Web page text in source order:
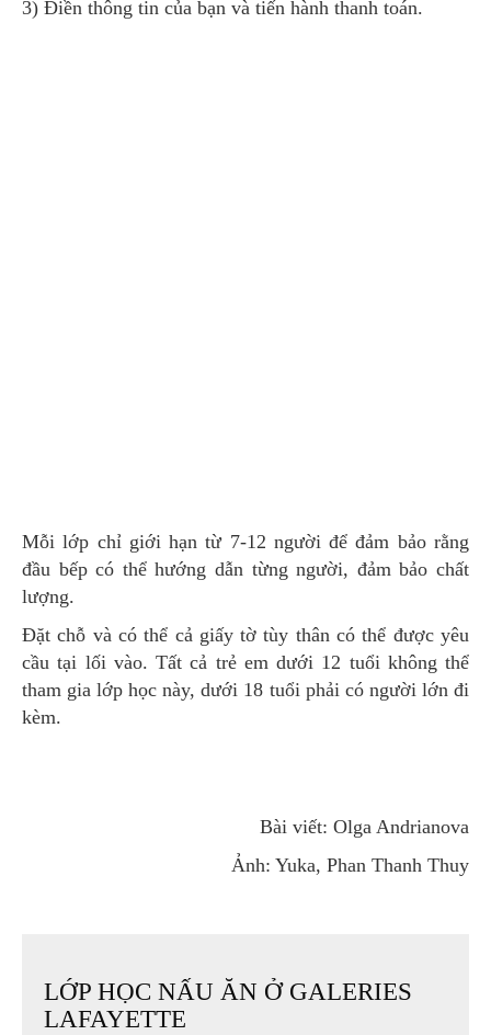
3) Điền thông tin của bạn và tiến hành thanh toán.
Mỗi lớp chỉ giới hạn từ 7-12 người để đảm bảo rằng
đầu bếp có thể hướng dẫn từng người, đảm bảo chất
lượng.
Đặt chỗ và có thể cả giấy tờ tùy thân có thể được yêu
cầu tại lối vào. Tất cả trẻ em dưới 12 tuổi không thể
tham gia lớp học này, dưới 18 tuổi phải có người lớn đi
kèm.
Bài viết: Olga Andrianova
Ảnh: Yuka, Phan Thanh Thuy
LỚP HỌC NẤU ĂN Ở GALERIES
LAFAYETTE